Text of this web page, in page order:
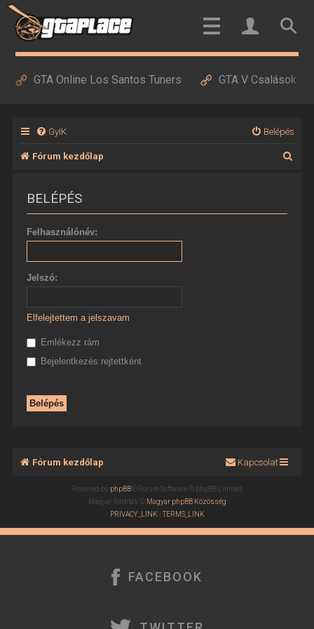
GTA Online Los Santos Tuners GTA V Csalások
GyIK Belépés
Fórum kezdőlap
BELÉPÉS
Felhasználónév:
Jelszó:
Elfelejtettem a jelszavam
Emlékezz rám
Bejelentkezés rejtettként
Fórum kezdőlap Kapcsolat
Powered by phpBB® Forum Software © phpBB Limited
Magyar fordítás © Magyar phpBB Közösség
PRIVACY_LINK |TERMS_LINK
FACEBOOK